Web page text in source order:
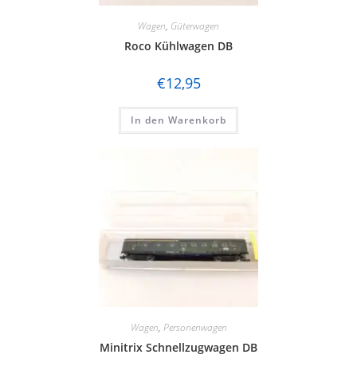
Wagen, Güterwagen
Roco Kühlwagen DB
€12,95
In den Warenkorb
Wagen, Personenwagen
Minitrix Schnellzugwagen DB